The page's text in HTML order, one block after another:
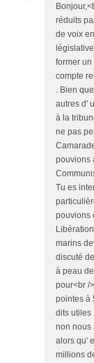
réduits
de voix
former
compte
. Bien
autres d'
à la
ne pas
pouvions
Tu es
pouvions
marins
discuté
à peau
pour<br /
pointes à
dits utiles
non nous
alors qu'
millions